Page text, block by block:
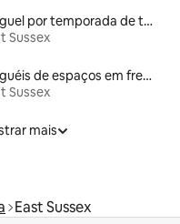
Aluguel por temporada de tendas
Sussex
Aluguéis de espaços em frente à praia
Sussex
mais
East Sussex